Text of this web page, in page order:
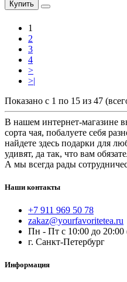
Купить
1
2
3
4
>
>|
Показано с 1 по 15 из 47
В нашем интернет-магазине
сорта чая, побалуете себя
найдете здесь подарки для
удивят, да так, что вам
А мы всегда рады
Наши контакты
+7 911 969 50 78
zakaz@yourfavoritetea.ru
Пн - Пт с 10:00 до
г. Санкт-Петербург
Информация